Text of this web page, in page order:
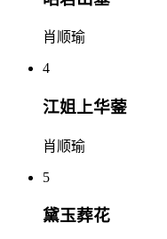
肖顺瑜
4
江姐上华蓥
肖顺瑜
5
黛玉葬花